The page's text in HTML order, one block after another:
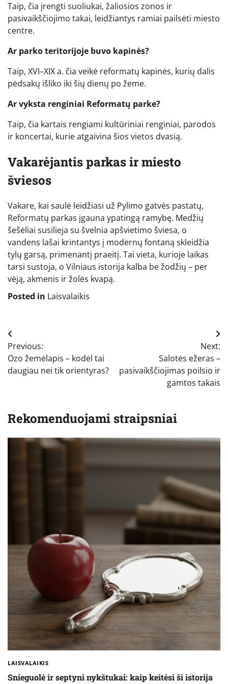
Taip, čia įrengti suoliukai, žaliosios zonos ir
pasivaikščiojimo takai, leidžiantys ramiai pailsėti miesto
centre.
Ar parko teritorijoje buvo kapinės?
Taip, XVI–XIX a. čia veikė reformatų kapinės, kurių dalis
pėdsakų išliko iki šių dienų po žeme.
Ar vyksta renginiai Reformatų parke?
Taip, čia kartais rengiami kultūriniai renginiai, parodos
ir koncertai, kurie atgaivina šios vietos dvasią.
Vakarėjantis parkas ir miesto
šviesos
Vakare, kai saulė leidžiasi už Pylimo gatvės pastatų,
Reformatų parkas įgauna ypatingą ramybę. Medžių
šešėliai susilieja su švelnia apšvietimo šviesa, o
vandens lašai krintantys į modernų fontaną skleidžia
tylų garsą, primenantį praeitį. Tai vieta, kurioje laikas
tarsi sustoja, o Vilniaus istorija kalba be žodžių – per
vėją, akmenis ir žolės kvapą.
Posted in Laisvalaikis
Navigacija
tarp
įrašų
Previous:
Ozo žemėlapis – kodėl tai
daugiau nei tik orientyras?
Next:
Salotės ežeras –
pasivaikščiojimas poilsio ir
gamtos takais
Rekomenduojami straipsniai
LAISVALAIKIS
Snieguolė ir septyni nykštukai: kaip keitėsi ši istorija